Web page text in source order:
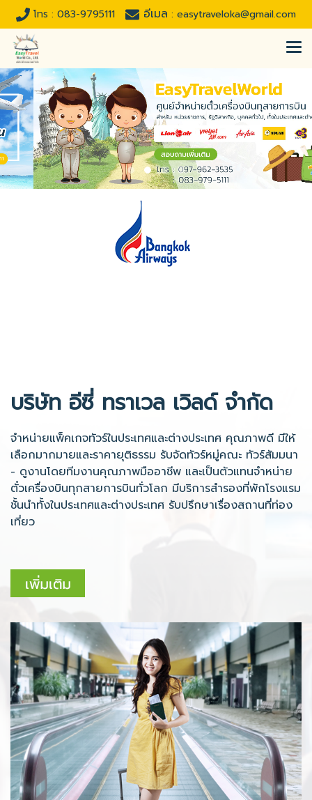
โทร : 083-9795111 อีเมล : easytraveloka@gmail.com
บริษัท อีซี่ ทราเวล เวิลด์ จำกัด
จำหน่ายแพ็คเกจทัวร์ในประเทศและต่างประเทศ คุณภาพดี มีให้
เลือกมากมายและราคายุติธรรม รับจัดทัวร์หมู่คณะ ทัวร์สัมมนา
- ดูงานโดยทีมงานคุณภาพมืออาชีพ และเป็นตัวแทนจำหน่าย
ตั๋วเครื่องบินทุกสายการบินทั่วโลก มีบริการสำรองที่พักโรงแรม
ชั้นนำทั้งในประเทศและต่างประเทศ รับปรึกษาเรื่องสถานที่ท่อง
เที่ยว